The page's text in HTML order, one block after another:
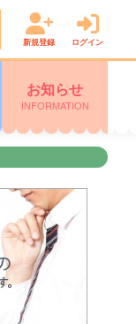
11:45 ぽよチャ
新規登録 ログイン
お知らせ
INFORMATION